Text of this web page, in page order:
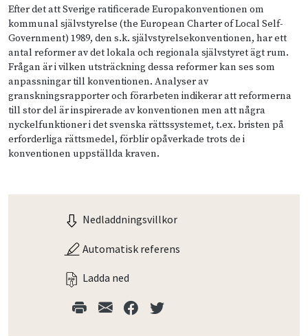
Efter det att Sverige ratificerade Europakonventionen om
kommunal självstyrelse (the European Charter of Local Self-
Government) 1989, den s.k. självstyrelsekonventionen, har ett
antal reformer av det lokala och regionala självstyret ägt rum.
Frågan är i vilken utsträckning dessa reformer kan ses som
anpassningar till konventionen. Analyser av
granskningsrapporter och förarbeten indikerar att reformerna
till stor del är inspirerade av konventionen men att några
nyckelfunktioner i det svenska rättssystemet, t.ex. bristen på
erforderliga rättsmedel, förblir opåverkade trots de i
konventionen uppställda kraven.
Nedladdningsvillkor
Automatisk referens
Ladda ned